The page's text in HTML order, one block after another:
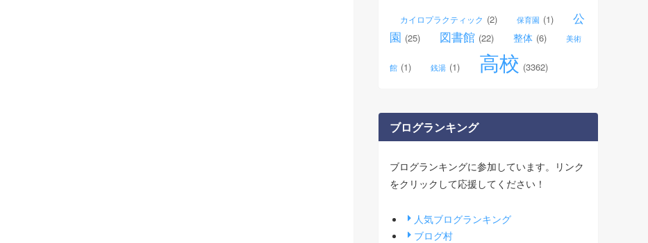
カイロプラクティック (2) 保育園 (1)
公
園 (25) 図書館 (22) 整体 (6) 美術
館 (1) 銭湯 (1) 高校 (3362)
ブログランキング
ブログランキングに参加しています。リンク
をクリックして応援してください！
人気ブログランキング
ブログ村